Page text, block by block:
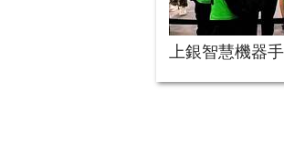
上銀智慧機器